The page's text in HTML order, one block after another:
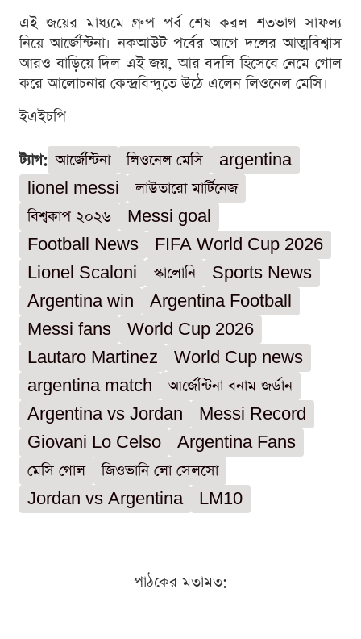
এই জয়ের মাধ্যমে গ্রুপ পর্ব শেষ করল শতভাগ সাফল্য
নিয়ে আর্জেন্টিনা। নকআউট পর্বের আগে দলের আত্মবিশ্বাস
আরও বাড়িয়ে দিল এই জয়, আর বদলি হিসেবে নেমে গোল
করে আলোচনার কেন্দ্রবিন্দুতে উঠে এলেন লিওনেল মেসি।
ইএইচপি
ট্যাগ: আর্জেন্টিনা লিওনেল মেসি
argentina
lionel messi
লাউতারো মার্টিনেজ
বিশ্বকাপ ২০২৬
Messi goal
Football News
FIFA World Cup 2026
Lionel Scaloni
স্কালোনি
Sports News
Argentina win
Argentina Football
Messi fans
World Cup 2026
Lautaro Martinez
World Cup news
argentina match
আর্জেন্টিনা বনাম জর্ডান
Argentina vs Jordan
Messi Record
Giovani Lo Celso
Argentina Fans
মেসি গোল
জিওভানি লো সেলসো
Jordan vs Argentina
LM10
পাঠকের মতামত: